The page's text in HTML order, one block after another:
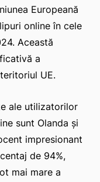
Europeană
online în cele
Această
a
UE.
ale utilizatorilor
sunt Olanda și
impresionant
de 94%,
mai mare a